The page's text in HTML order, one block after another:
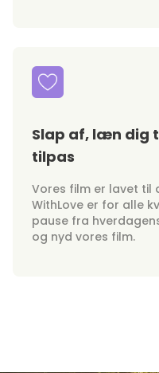
Slap af, læn dig
tilpas
Vores film er lavet
WithLove er for alle
pause fra
og nyd vores film.